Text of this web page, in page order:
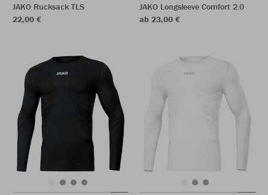
JAKO Rucksack TLS
22,00 €
JAKO Longsleeve Comfort 2.0
ab 23,00 €